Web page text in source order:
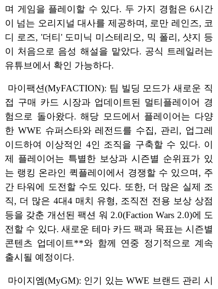
며 게임을 플레이할 수 있다. 두 가지 경험은 6시간
이 넘는 오리지널 대사를 제공하며, 로만 레인즈, 코
디 로즈, '더티' 도미닉 미스테리오, 믹 폴리, 샷지 등
이 처음으로 음성 해설을 맡았다. 공식 트레일러는
유튜브에서 확인 가능하다.
마이팩션(MyFACTION): 팀 빌딩 모드가 새로운 직
접 구매 카드 시장과 업데이트된 멀티플레이어 경
험으로 돌아왔다. 해당 모드에서 플레이어는 다양
한 WWE 슈퍼스타와 레전드를 수집, 관리, 업그레
이드하여 이상적인 4인 조직을 구축할 수 있다. 이
제 플레이어는 특별한 보상과 시즌별 순위표가 있
는 랭킹 온라인 퀵플레이에서 경쟁할 수 있으며, 주
간 타워에 도전할 수도 있다. 또한, 더 많은 실제 조
직, 더 많은 4대4 매치 유형, 조직전 전용 보상 상점
등을 갖춘 개선된 팩션 워 2.0(Faction Wars 2.0)에 도
전할 수 있다. 새로운 테마 카드 팩과 목표는 시즌별
콘텐츠 업데이트**와 함께 연중 정기적으로 계속
출시될 예정이다.
마이지엠(MyGM): 인기 있는 WWE 브랜드 관리 시